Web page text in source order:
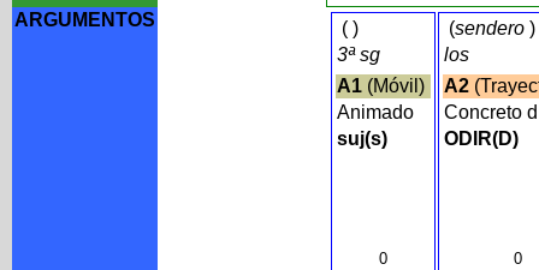
ARGUMENTOS
()
3ª sg
A1(Móvil)
Animado
suj(s)
0
(sendero)
los
A2
Concreto
ODIR(D)
0